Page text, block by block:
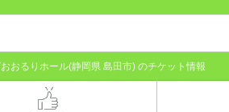
おるりホール(静岡県 島田市) のチケット情報